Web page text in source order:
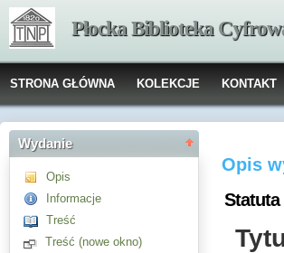
Płocka Biblioteka
STRONA GŁÓWNA KOLEKCJE KONTAKT
Wydanie
Opis
Informacje
Treść
Treść (nowe okno)
Opis